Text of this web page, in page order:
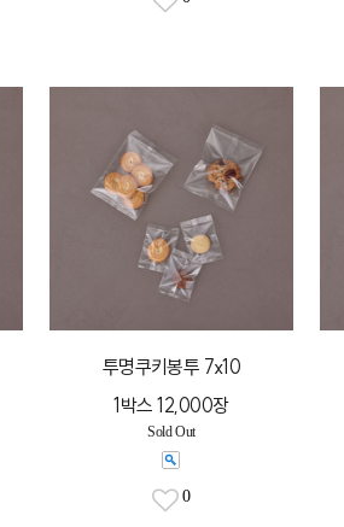
투명쿠키봉투 7x10
1박스 12,000장
Sold Out
0